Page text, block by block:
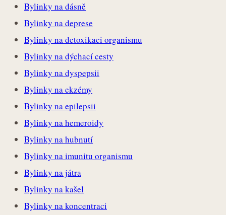
Bylinky na dásně
Bylinky na deprese
Bylinky na detoxikaci organismu
Bylinky na dýchací cesty
Bylinky na dyspepsii
Bylinky na ekzémy
Bylinky na epilepsii
Bylinky na hemeroidy
Bylinky na hubnutí
Bylinky na imunitu organismu
Bylinky na játra
Bylinky na kašel
Bylinky na koncentraci